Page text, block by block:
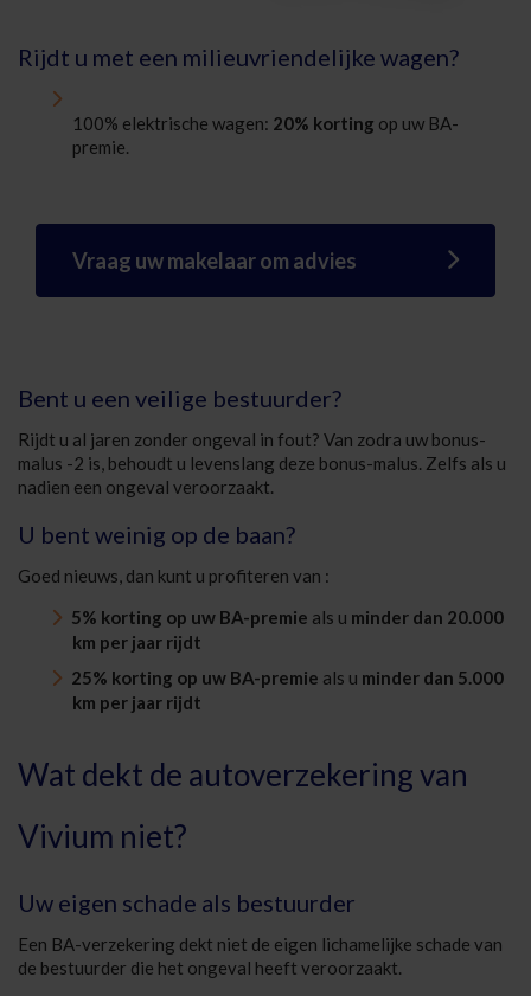
Rijdt u met een milieuvriendelijke wagen?
100% elektrische wagen: 20% korting op uw BA-
premie.
Vraag uw makelaar om advies
Bent u een veilige bestuurder?
Rijdt u al jaren zonder ongeval in fout? Van zodra uw bonus-
malus -2 is, behoudt u levenslang deze bonus-malus. Zelfs als u
nadien een ongeval veroorzaakt.
U bent weinig op de baan?
Goed nieuws, dan kunt u profiteren van :
5% korting op uw BA-premie als u minder dan 20.000
km per jaar rijdt
25% korting op uw BA-premie als u minder dan 5.000
km per jaar rijdt
Wat dekt de autoverzekering van
Vivium niet?
Uw eigen schade als bestuurder
Een BA-verzekering dekt niet de eigen lichamelijke schade van
de bestuurder die het ongeval heeft veroorzaakt.